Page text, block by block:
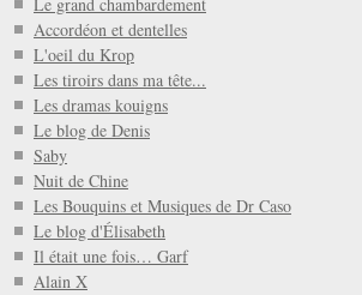
Accordéon et dentelles
L'oeil du Krop
Les tiroirs dans ma tête...
Les dramas kouigns
Le blog de Denis
Saby
Nuit de Chine
Les Bouquins et Musiques de Dr Caso
Le blog d'Élisabeth
Il était une fois… Garf
Alain X